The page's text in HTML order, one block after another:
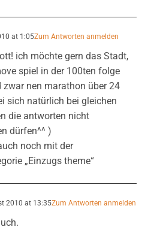
at 1:05Zum Antworten anmelden
ich möchte gern das Stadt,
spiel in der 100ten folge
zwar nen marathon über 24
sich natürlich bei gleichen
die antworten nicht
dürfen^^ )
noch mit der
„Einzugs theme“
2010 at 13:35Zum Antworten anmelden